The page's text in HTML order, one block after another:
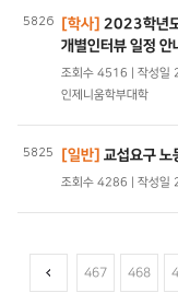
5826 [학사] 2023학년
개별인터뷰 일정 안
조회수 4516 | 작성
인제니움학부대학
5825 [일반] 교섭요구 노
조회수 4286 | 작성
467 468